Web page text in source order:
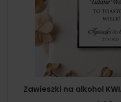
Zawieszki na alkohol